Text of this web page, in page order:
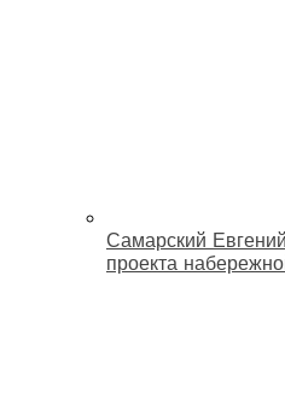
Самарский
проекта